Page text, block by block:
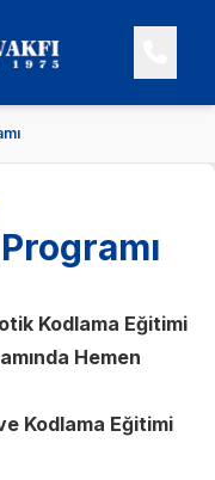
Kodlama Eğitimi
Hemen
Kodlama Eğitimi